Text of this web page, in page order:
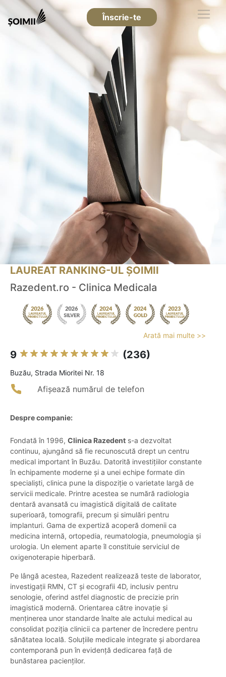
Înscrie-te
LAUREAT RANKING-UL ȘOIMII
Razedent.ro - Clinica Medicala
Arată mai multe >>
9 (236)
Buzău, Strada Mioritei Nr. 18
Afișează numărul de telefon
Despre companie:
Fondată în 1996, Clinica Razedent s-a dezvoltat
continuu, ajungând să fie recunoscută drept un centru
medical important în Buzău. Datorită investițiilor constante
în echipamente moderne și a unei echipe formate din
specialiști, clinica pune la dispoziție o varietate largă de
servicii medicale. Printre acestea se numără radiologia
dentară avansată cu imagistică digitală de calitate
superioară, tomografii, precum și simulări pentru
implanturi. Gama de expertiză acoperă domenii ca
medicina internă, ortopedia, reumatologia, pneumologia și
urologia. Un element aparte îl constituie serviciul de
oxigenoterapie hiperbară.
Pe lângă acestea, Razedent realizează teste de laborator,
investigații RMN, CT și ecografii 4D, inclusiv pentru
senologie, oferind astfel diagnostic de precizie prin
imagistică modernă. Orientarea către inovație și
menținerea unor standarde înalte ale actului medical au
consolidat poziția clinicii ca partener de încredere pentru
sănătatea locală. Soluțiile medicale integrate și abordarea
contemporană pun în evidență dedicarea față de
bunăstarea pacienților.